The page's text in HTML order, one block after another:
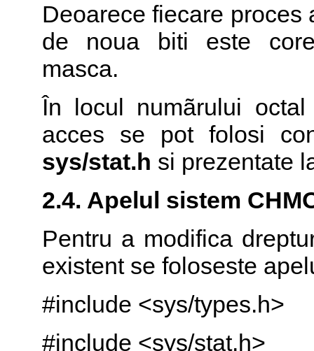
Deoarece fiecare
de noua biti este
masca.
În locul numãrului
acces se pot folosi
sys/stat.h si prezentate
2.4. Apelul sistem
Pentru a modifica
existent se foloseste
#include <sys/types.h>
#include <sys/stat.h>